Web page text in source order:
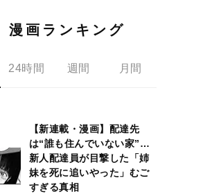
漫画ランキング
24時間 週間 月間
【新連載・漫画】配達先
は“誰も住んでいない家”…
新人配達員が目撃した「姉
妹を死に追いやった」むご
すぎる真相